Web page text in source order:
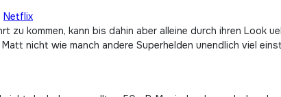
Netflix
kommen, kann bis dahin aber alleine durch ihren Look
nicht wie manch andere Superhelden unendlich viel